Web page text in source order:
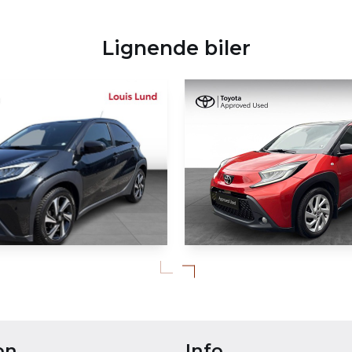
Lignende biler
KØB ONLINE
Toyota Aygo X
61.796 KM